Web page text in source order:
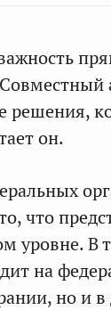
решения,
он.
что
уровне. В
на
но и